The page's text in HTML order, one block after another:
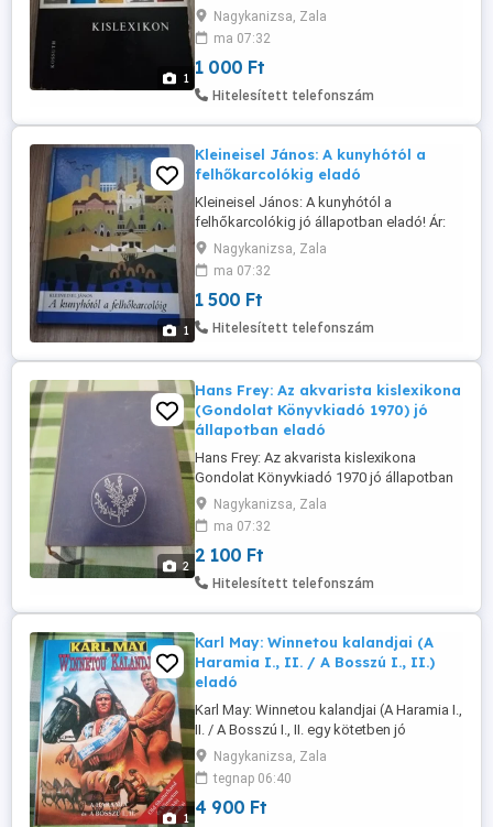
1
Ár: 1000 Ft Átvehető Nagykanizsán,
postázni tudom. Érdeklődni: a 30/427-
7142-s telefonon.
Nagykanizsa, Zala
ma 07:32
1 000 Ft
Hitelesített telefonszám
1
Kleineisel János: A kunyhótól a
felhőkarcolókig eladó
Kleineisel János: A kunyhótól a
felhőkarcolókig jó állapotban eladó! Ár:
1500 Ft Átvehető Nagykanizsán, postázni
tudom. Érdeklődni: a 30/427-7142-s
telefonon.
Nagykanizsa, Zala
ma 07:32
1 500 Ft
Hitelesített telefonszám
2
Hans Frey: Az akvarista kislexikona
(Gondolat Könyvkiadó 1970) jó
állapotban eladó
Hans Frey: Az akvarista kislexikona
Gondolat Könyvkiadó 1970 jó állapotban
eladó! Ár: 2100 Ft Átvehető Nagykanizsán,
postázni tudom. Érdeklődni: a 30/427-
7142-s telefonon.
Nagykanizsa, Zala
ma 07:32
2 100 Ft
Hitelesített telefonszám
1
Karl May: Winnetou kalandjai (A
Haramia I., II. / A Bosszú I., II.)
eladó
Karl May: Winnetou kalandjai (A Haramia I.,
II. / A Bosszú I., II. egy kötetben jó
állapotban eladó! Ár: 4900 Ft Átvehető
Nagykanizsán, postázni tudom.
Érdeklődni: a 30/427-7142-s telefonon.
Nagykanizsa, Zala
tegnap 06:40
4 900 Ft